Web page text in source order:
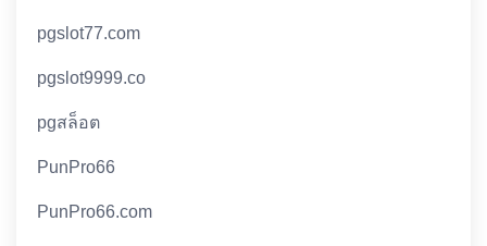
pgslot77.com
pgslot9999.co
pgสล็อต
PunPro66
PunPro66.com